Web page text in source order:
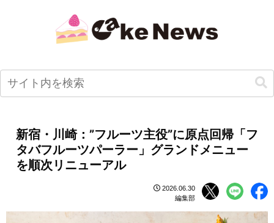
新宿・川崎：”フルーツ主役”に原点回帰「フ
タバフルーツパーラー」グランドメニュー
を順次リニューアル
2026.06.30
編集部